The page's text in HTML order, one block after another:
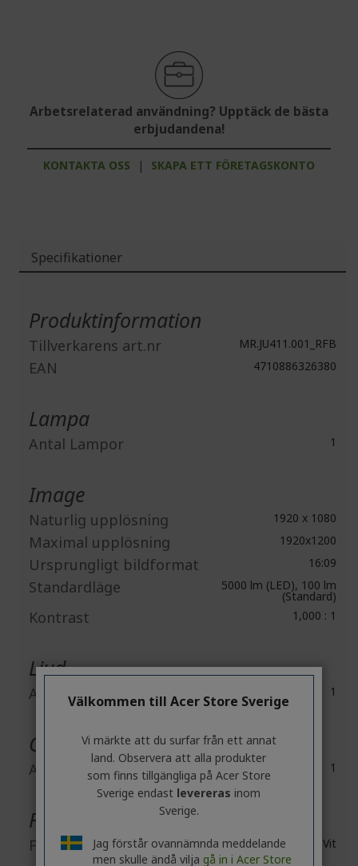
Arbetsrelaterad användning? Upptäck de bästa
erbjudandena!
KONTAKTA OSS | SKAPA ETT FÖRETAGSKONTO
Specifikationer
Produktinformation
Tillverkarens art.nr MR.JU411.001_RFB
EAN 4710886326380
Lampa
Antal Lampor 1
Image
Naturlig upplösning 1920 x 1080
Maximal upplösning 1920x1200
Ursprungligt bildformat 16:09
Standardläge 5000 lm (LED), 100 lm
(Standard)
Kontrast 1,000 : 1
Ljud
Antal högtalare 1
Gränssnitt / portar
Antal HDMI-portar 1
Fysiska egenskaper
Färg Vit
Välkommen till Acer Store Sverige
Vi märkte att du surfar från ett annat
land. Observera att alla produkter
som finns tillgängliga på Acer Store
Sverige endast levereras inom
Sverige.
Jag förstår ovannämnda meddelande
men skulle ändå vilja gå in i Acer Store